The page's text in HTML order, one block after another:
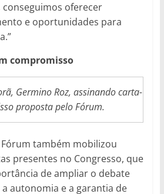
oferecer
e oportunidades para
compromisso
Germino Roz, assinando carta-
proposta pelo Fórum.
também mobilizou
presentes no Congresso, que
de ampliar o debate
autonomia e a garantia de